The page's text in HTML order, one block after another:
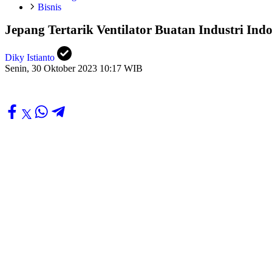
Bisnis
Jepang Tertarik Ventilator Buatan Industri
Diky Istianto
Senin, 30 Oktober 2023 10:17 WIB